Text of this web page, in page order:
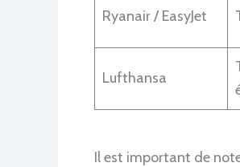
Ryanair / EasyJet
Lufthansa
Il est important de